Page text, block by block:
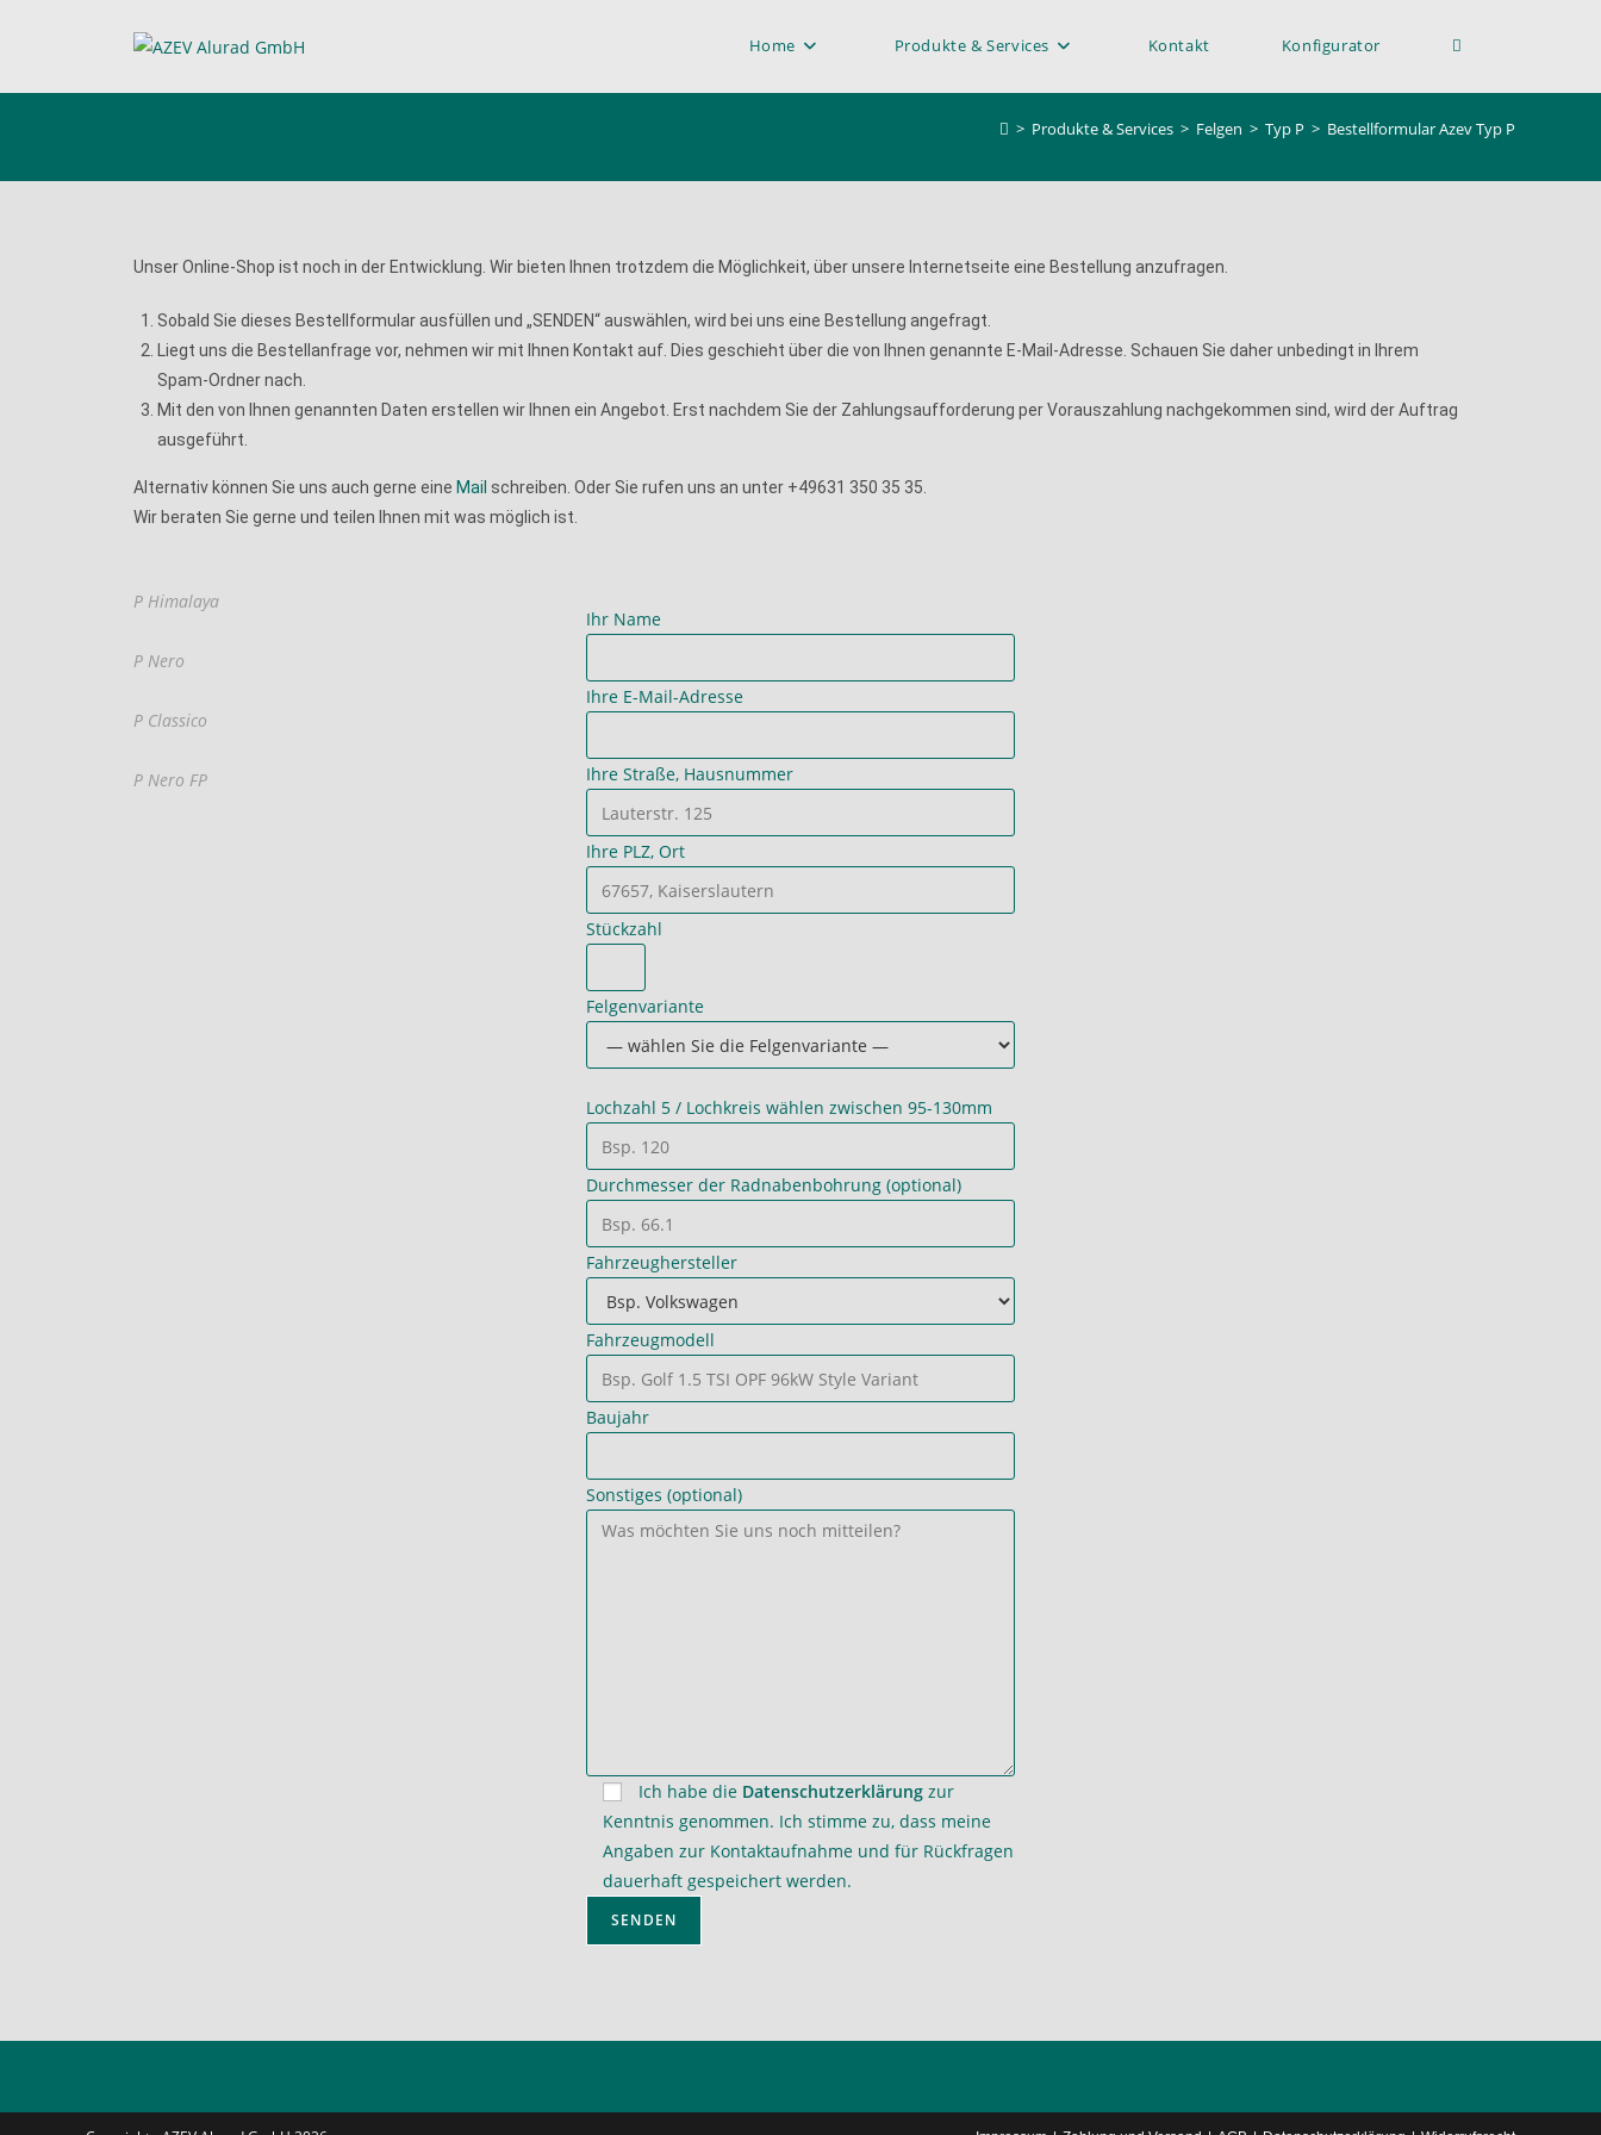
Home Produkte & Services Kontakt Konfigurator
> Produkte & Services > Felgen > Typ P > Bestellformular Azev Typ P
Unser Online-Shop ist noch in der Entwicklung. Wir bieten Ihnen trotzdem die Möglichkeit, über unsere Internetseite eine Bestellung anzufragen.
Sobald Sie dieses Bestellformular ausfüllen und „SENDEN“ auswählen, wird bei uns eine Bestellung angefragt.
Liegt uns die Bestellanfrage vor, nehmen wir mit Ihnen Kontakt auf. Dies geschieht über die von Ihnen genannte E-Mail-Adresse. Schauen Sie daher unbedingt in Ihrem
Spam-Ordner nach.
Mit den von Ihnen genannten Daten erstellen wir Ihnen ein Angebot. Erst nachdem Sie der Zahlungsaufforderung per Vorauszahlung nachgekommen sind, wird der Auftrag
ausgeführt.
Alternativ können Sie uns auch gerne eine Mail schreiben. Oder Sie rufen uns an unter +49631 350 35 35.
Wir beraten Sie gerne und teilen Ihnen mit was möglich ist.
P Himalaya
P Nero
P Classico
P Nero FP
Ihr Name
Ihre E-Mail-Adresse
Ihre Straße, Hausnummer
Ihre PLZ, Ort
Stückzahl
Felgenvariante
Lochzahl 5 / Lochkreis wählen zwischen 95-130mm
Durchmesser der Radnabenbohrung (optional)
Fahrzeughersteller
Fahrzeugmodell
Baujahr
Sonstiges (optional)
Ich habe die Datenschutzerklärungzur
Kenntnis genommen. Ich stimme zu, dass meine
Angaben zur Kontaktaufnahme und für Rückfragen
dauerhaft gespeichert werden.